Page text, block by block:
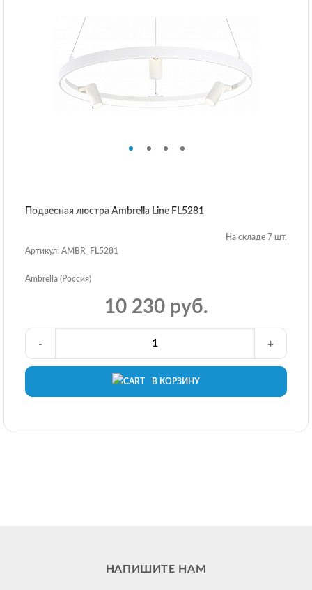
Подвесная люстра Ambrella Line FL5281
На складе 7 шт.
Артикул: AMBR_FL5281
Ambrella (Россия)
10 230 руб.
В КОРЗИНУ
- +
НАПИШИТЕ НАМ